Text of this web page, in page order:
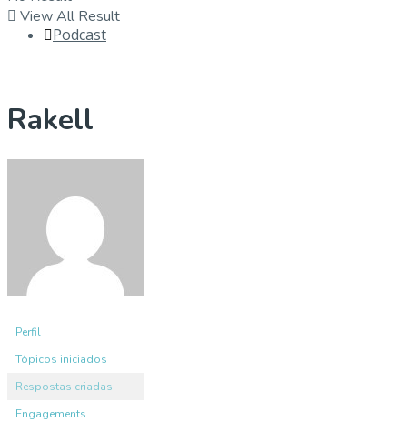
Podcast
View All Result
Rakell
Perfil
Tópicos iniciados
Respostas criadas
Engagements